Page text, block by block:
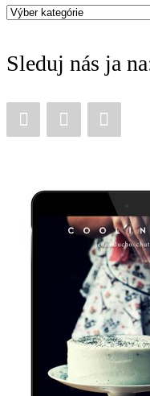
Máte
na:
Sleduj nás ja